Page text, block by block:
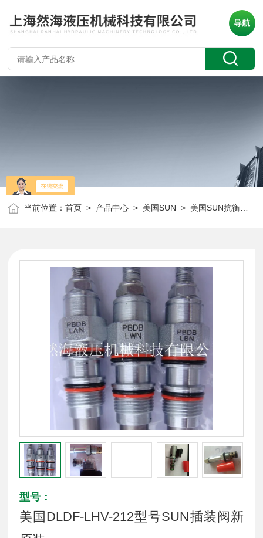
导航
当前位置：首页 > 产品中心 > 美国SUN > 美国SUN抗衡阀
型号：
美国DLDF-LHV-212型号SUN插装阀新